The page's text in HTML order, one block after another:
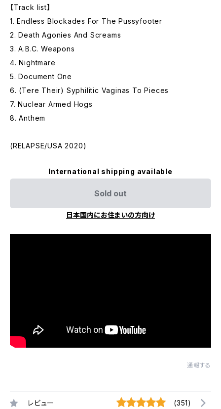
【Track list】
1. Endless Blockades For The Pussyfooter
2. Death Agonies And Screams
3. A.B.C. Weapons
4. Nightmare
5. Document One
6. (Tere Their) Syphilitic Vaginas To Pieces
7. Nuclear Armed Hogs
8. Anthem
(RELAPSE/USA 2020)
International shipping available
Sold out
日本国内にお住まいの方向け
通報する
レビュー (351)